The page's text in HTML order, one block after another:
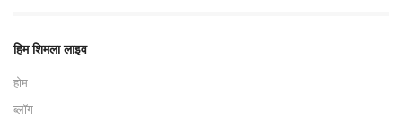
हिम शिमला लाइव
होम
ब्लॉग